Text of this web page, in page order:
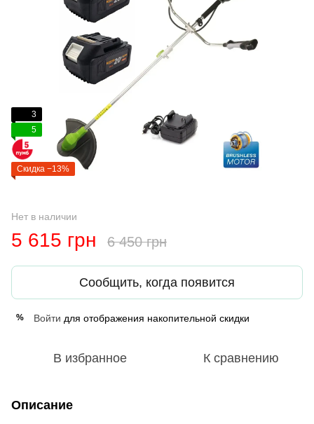
3
5
Скидка −13%
Нет в наличии
5 615 грн 6 450 грн
Сообщить, когда появится
% Войти для отображения накопительной скидки
В избранное К сравнению
Описание